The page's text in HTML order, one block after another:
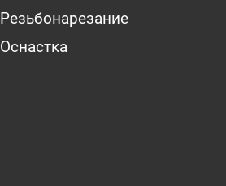
Резьбонарезание
Оснастка